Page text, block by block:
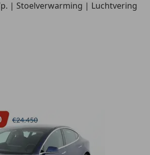
| Stoelverwarming | Luchtvering